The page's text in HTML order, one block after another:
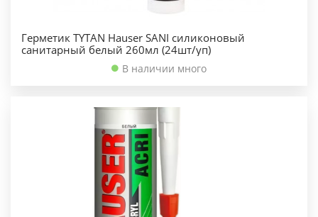
Герметик TYTAN Hauser SANI силиконовый
санитарный белый 260мл (24шт/уп)
В наличии много